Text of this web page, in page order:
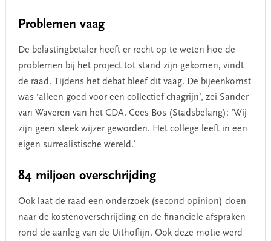
Problemen vaag
De belastingbetaler heeft er recht op te weten hoe de
problemen bij het project tot stand zijn gekomen, vindt
de raad. Tijdens het debat bleef dit vaag. De bijeenkomst
was ‘alleen goed voor een collectief chagrijn’, zei Sander
van Waveren van het CDA. Cees Bos (Stadsbelang): ‘Wij
zijn geen steek wijzer geworden. Het college leeft in een
eigen surrealistische wereld.’
84 miljoen overschrijding
Ook laat de raad een onderzoek (second opinion) doen
naar de kostenoverschrijding en de financiële afspraken
rond de aanleg van de Uithoflijn. Ook deze motie werd